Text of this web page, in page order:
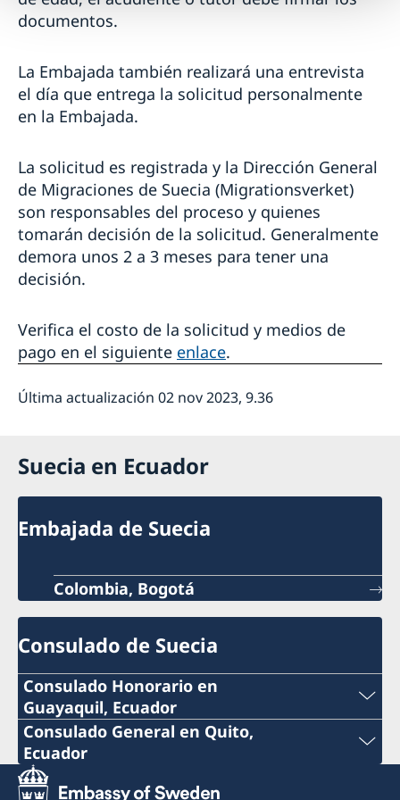
documentos.
La Embajada también realizará una entrevista
el día que entrega la solicitud personalmente
en la Embajada.
La solicitud es registrada y la Dirección General
de Migraciones de Suecia (Migrationsverket)
son responsables del proceso y quienes
tomarán decisión de la solicitud. Generalmente
demora unos 2 a 3 meses para tener una
decisión.
Verifica el costo de la solicitud y medios de
pago en el siguiente enlace.
Última actualización 02 nov 2023, 9.36
Suecia en Ecuador
Embajada de Suecia
Colombia, Bogotá
Consulado de Suecia
Consulado Honorario en
Guayaquil, Ecuador
Teléfono:
+593 4 3951777
Consulado General en Quito,
Ecuador
Teléfono: